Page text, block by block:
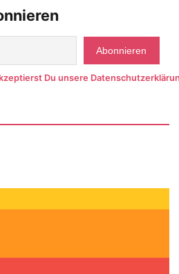
Du unsere